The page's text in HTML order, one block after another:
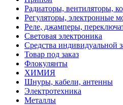
Радиаторы, вентиляторы,
Регуляторы, электронные
Реле, джамперы,
Световая электроника
Средства индивидуальной
Товар под заказ
Флокулянты
ХИМИЯ
Шнуры, кабели, антенны
Электротехника
Металлы